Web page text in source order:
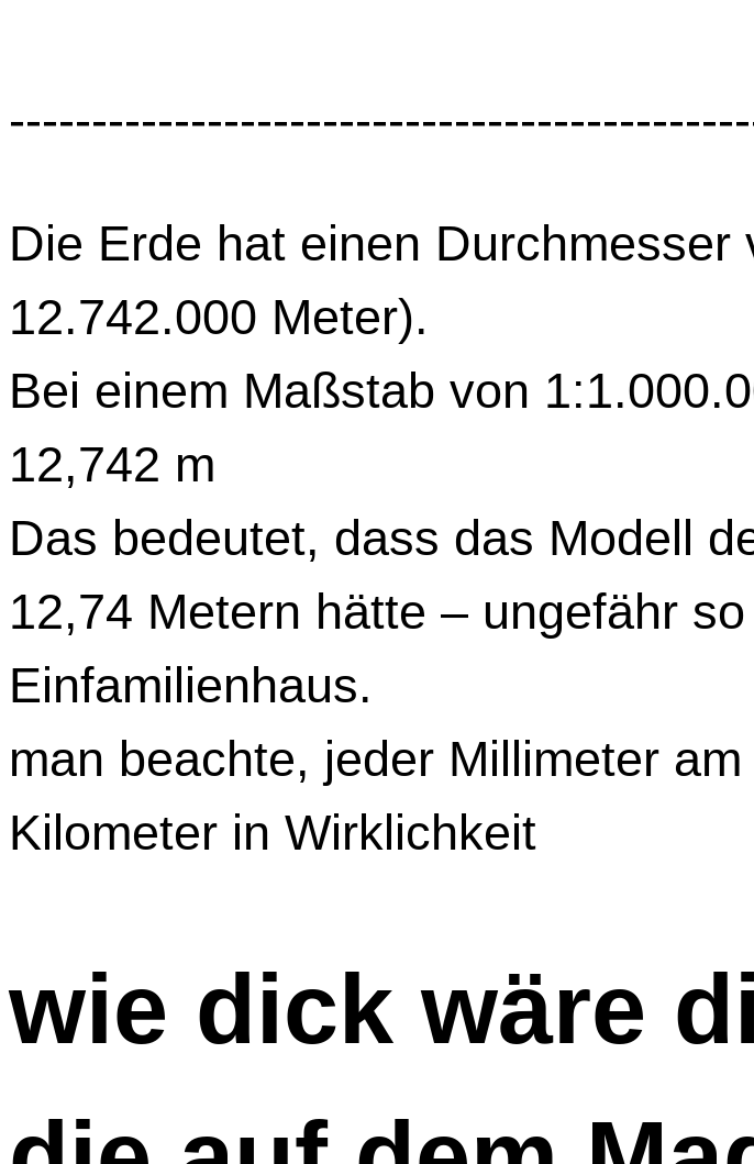
Die Erde hat einen
12.742.000 Meter).
Bei einem Maßstab von
12,742 m
Das bedeutet, dass das Modell
12,74 Metern hätte – ungefähr
man beachte, jeder Millimeter
Kilometer in Wirklichkeit
wie dick wäre